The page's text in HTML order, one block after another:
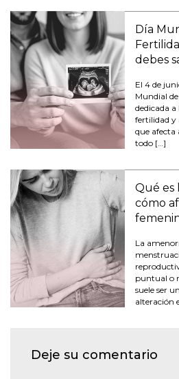
Día
debes
El 4 de
Mundial
dedicada
fertilidad y
que afecta
todo […]
Qué es
cómo
La
puntual o
suele ser
alteración
Deje su comentario